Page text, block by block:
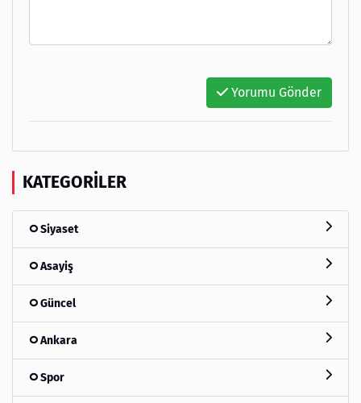
Yorumu Gönder
KATEGORILER
Siyaset
Asayiş
Güncel
Ankara
Spor